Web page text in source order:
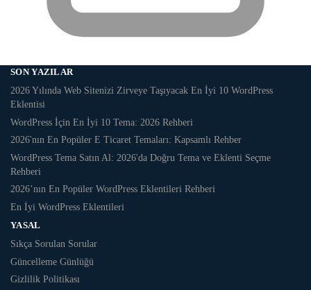
SON YAZILAR
2026 Yılında Web Sitenizi Zirveye Taşıyacak En İyi 10 WordPress
Eklentisi
WordPress İçin En İyi 10 Tema: 2026 Rehberi
2026'nın En Popüler E Ticaret Temaları: Kapsamlı Rehber
WordPress Tema Satın Al: 2026'da Doğru Tema ve Eklenti Seçme
Rehberi
2026’nın En Popüler WordPress Eklentileri Rehberi
En İyi WordPress Eklentileri
YASAL
Sıkça Sorulan Sorular
Güncelleme Günlüğü
Gizlilik Politikası